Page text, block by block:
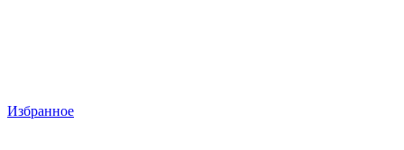
Избранное